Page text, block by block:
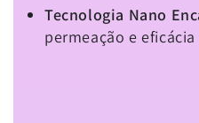
Tecnologia Nano
permeação e